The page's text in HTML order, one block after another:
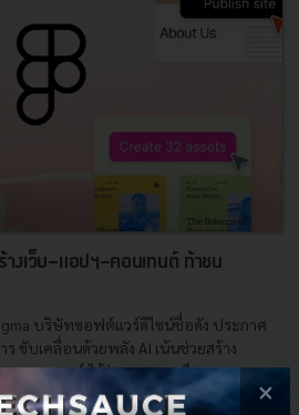
งเว็บ-แอปฯ-คอนเทนต์ ท้าชน
บริษัทซอฟต์แวร์ดีไซน์ชื่อดัง ประกาศ
ขับเคลื่อนด้วยพลัง AI เน้นช่วยสร้าง
คอนเทนต์ ได้ง่ายและรวดเร็...
×